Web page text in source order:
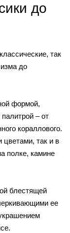
до
так
до
формой,
палитрой – от
кораллового.
так и в
полке, камине
блестящей
ее